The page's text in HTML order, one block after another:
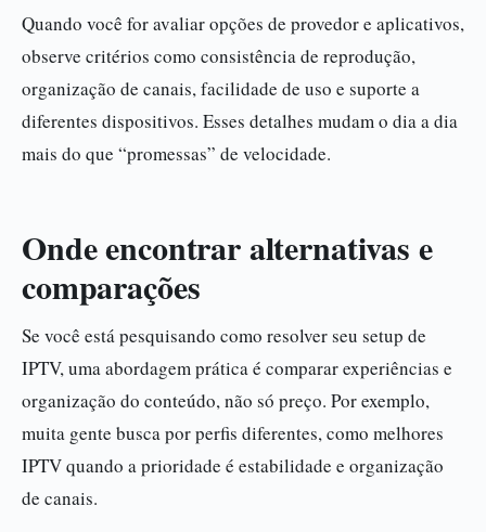
Quando você for avaliar opções de provedor e aplicativos,
observe critérios como consistência de reprodução,
organização de canais, facilidade de uso e suporte a
diferentes dispositivos. Esses detalhes mudam o dia a dia
mais do que “promessas” de velocidade.
Onde encontrar alternativas e
comparações
Se você está pesquisando como resolver seu setup de
IPTV, uma abordagem prática é comparar experiências e
organização do conteúdo, não só preço. Por exemplo,
muita gente busca por perfis diferentes, como melhores
IPTV quando a prioridade é estabilidade e organização
de canais.